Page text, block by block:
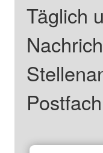
Täglich